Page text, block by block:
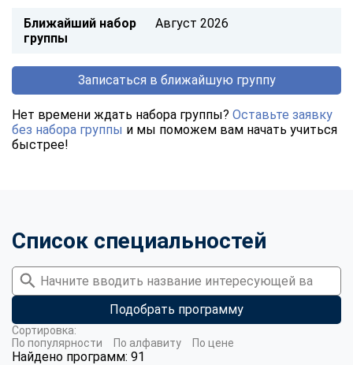
Ближайший набор
группы
Август 2026
Записаться в ближайшую группу
Нет времени ждать набора группы? Оставьте заявку
без набора группы и мы поможем вам начать учиться
быстрее!
Список специальностей
Подобрать программу
Найдено программ: 91
Сортировка:
По популярности
По алфавиту По цене